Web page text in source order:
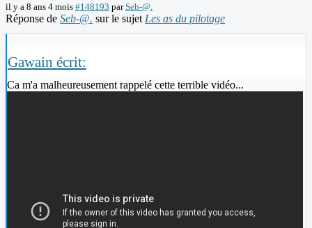
il y a 8 ans 4 mois #148193 parSeb-@.
Réponse de Seb-@. sur le sujet Les as du pilotage
Gawain écrit:
Ca m'a malheureusement rappelé cette terrible vidéo...